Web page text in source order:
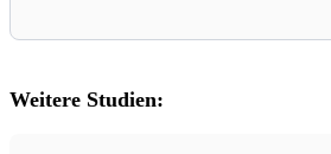
Weitere Studien: